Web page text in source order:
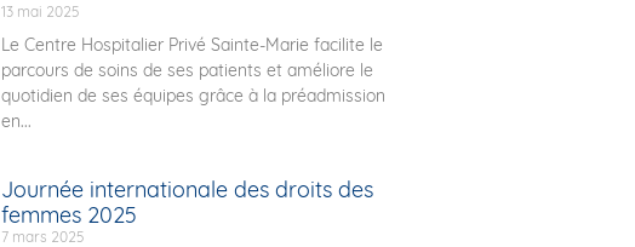
13 mai 2025
Le Centre Hospitalier Privé Sainte-Marie facilite le
parcours de soins de ses patients et améliore le
quotidien de ses équipes grâce à la préadmission
en...
Journée internationale des droits des
femmes 2025
7 mars 2025